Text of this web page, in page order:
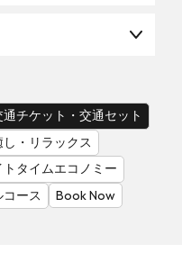
通チケット・交通セット
し・リラックス
トタイムエコノミー
ース Book Now